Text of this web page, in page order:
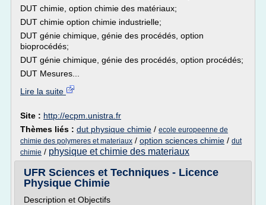
DUT chimie, option chimie des matériaux;
DUT chimie option chimie industrielle;
DUT génie chimique, génie des procédés, option
bioprocédés;
DUT génie chimique, génie des procédés, option procédés;
DUT Mesures...
Lire la suite
Site : http://ecpm.unistra.fr
Thèmes liés : dut physique chimie / ecole europeenne de
chimie des polymeres et materiaux / option sciences chimie / dut
chimie / physique et chimie des materiaux
UFR Sciences et Techniques - Licence
Physique Chimie
Description et Objectifs